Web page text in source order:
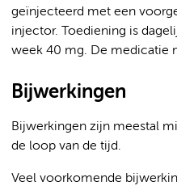
geïnjecteerd met een
injector. Toediening is
week 40 mg. De medicatie
Bijwerkingen
Bijwerkingen zijn meestal
de loop van de tijd.
Veel voorkomende